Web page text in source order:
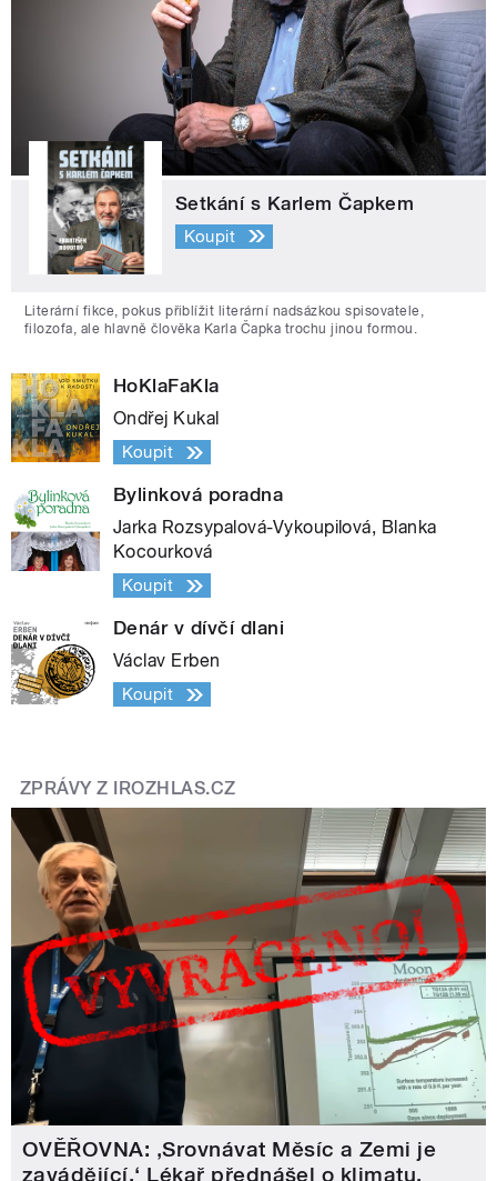
Setkání s Karlem Čapkem
Koupit
Literární fikce, pokus přiblížit literární nadsázkou spisovatele,
filozofa, ale hlavně člověka Karla Čapka trochu jinou formou.
HoKlaFaKla
Ondřej Kukal
Koupit
Bylinková poradna
Jarka Rozsypalová-Vykoupilová, Blanka
Kocourková
Koupit
Denár v dívčí dlani
Václav Erben
Koupit
ZPRÁVY Z IROZHLAS.CZ
OVĚŘOVNA: ‚Srovnávat Měsíc a Zemi je
zavádějící.‘ Lékař přednášel o klimatu,